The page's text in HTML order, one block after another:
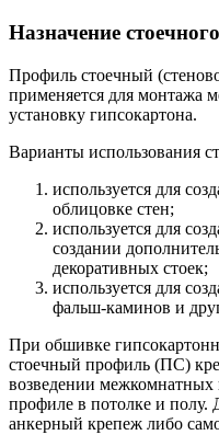
Назначение
Профиль стоечный
применяется для монтажа
установку гипсокартона.
Варианты использования
используется для
облицовке стен;
используется для
создании
декоративных стоек;
используется для
фальш-каминов и
При обшивке
стоечный профиль (ПС)
возведении
профиле в потолке и полу.
анкерный крепеж либо